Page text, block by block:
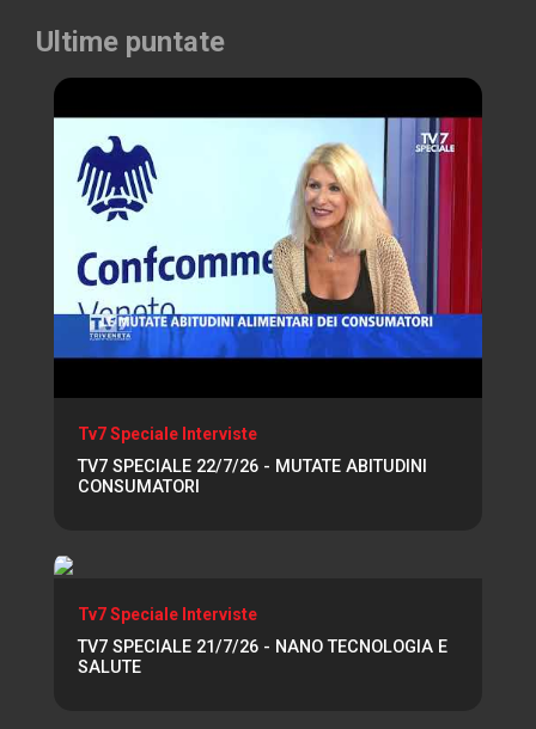
Ultime puntate
Tv7 Speciale Interviste
TV7 SPECIALE 22/7/26 - MUTATE ABITUDINI
CONSUMATORI
Tv7 Speciale Interviste
TV7 SPECIALE 21/7/26 - NANO TECNOLOGIA E
SALUTE